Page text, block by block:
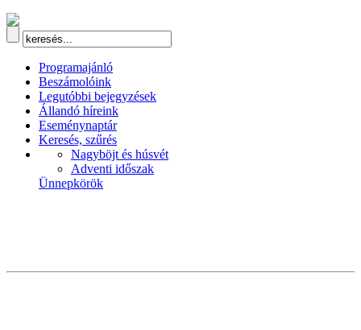
Programajánló
Beszámolóink
Legutóbbi bejegyzések
Állandó híreink
Eseménynaptár
Keresés, szűrés
Nagyböjt és húsvét
Adventi időszak
Ünnepkörök